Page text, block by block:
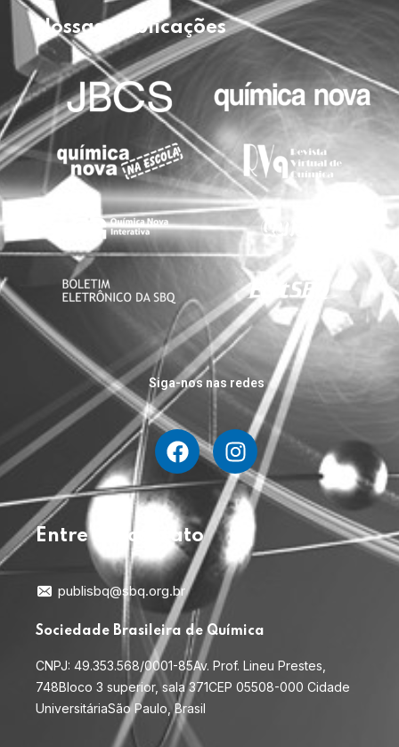
Nossas publicações
Siga-nos nas redes
Entre em contato
publisbq@sbq.org.br
Sociedade Brasileira de Química
CNPJ: 49.353.568/0001-85Av. Prof. Lineu Prestes,
748Bloco 3 superior, sala 371CEP 05508-000 Cidade
UniversitáriaSão Paulo, Brasil